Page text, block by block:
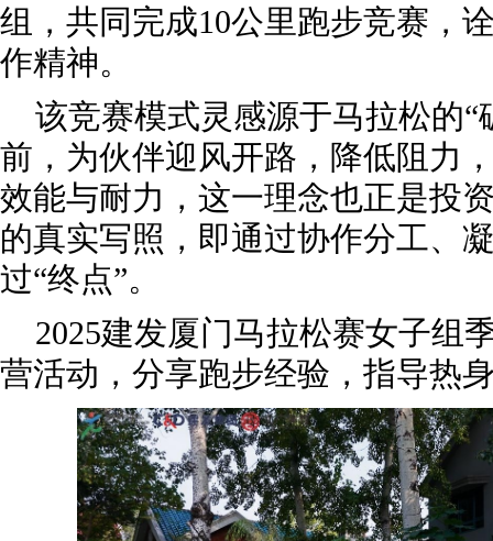
组，共同完成10公里跑步竞赛，
作精神。
该竞赛模式灵感源于马拉松的
前，为伙伴迎风开路，降低阻力
效能与耐力，这一理念也正是投
的真实写照，即通过协作分工、
过“终点”。
2025建发厦门马拉松赛女子组
营活动，分享跑步经验，指导热